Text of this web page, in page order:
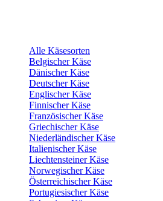
Alle Käsesorten
Belgischer Käse
Dänischer Käse
Deutscher Käse
Englischer Käse
Finnischer Käse
Französischer Käse
Griechischer Käse
Niederländischer Käse
Italienischer Käse
Liechtensteiner Käse
Norwegischer Käse
Österreichischer Käse
Portugiesischer Käse